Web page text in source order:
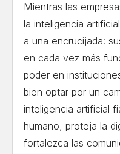
Reisman Institute for
Professor and
Tufts
scientist, Forbes 30
Kate Jerome
Little Bridges,
Mientras las
la inteligencia
a una encrucijada:
en cada vez más
poder en
bien optar por un
inteligencia artificial
humano, proteja la
fortalezca las